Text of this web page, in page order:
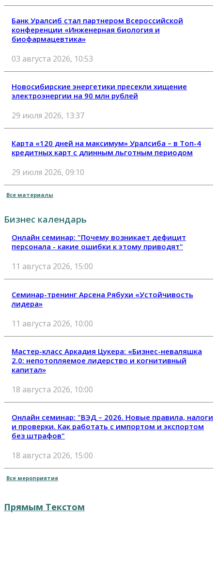
Банк Уралсиб стал партнером Всероссийской
конференции «Инженерная биология и
биофармацевтика»
03 августа 2026, 10:53
Новосибирские энергетики пресекли хищение
электроэнергии на 90 млн рублей
29 июля 2026, 13:37
Карта «120 дней на максимум» Уралсиба – в Топ-4
кредитных карт с длинным льготным периодом
29 июля 2026, 09:10
Все материалы
Бизнес календарь
Онлайн семинар: "Почему возникает дефицит
персонала - какие ошибки к этому приводят"
11 августа 2026, 15:00
Семинар-тренинг Арсена Рябухи «Устойчивость
лидера»
11 августа 2026, 10:00
Мастер-класс Аркадия Цукера: «Бизнес-неваляшка
2.0: непотопляемое лидерство и когнитивный
капитал»
18 августа 2026, 10:00
Онлайн семинар: "ВЭД – 2026. Новые правила, налоги
и проверки. Как работать с импортом и экспортом
без штрафов"
18 августа 2026, 15:00
Все мероприятия
Прямым Текстом